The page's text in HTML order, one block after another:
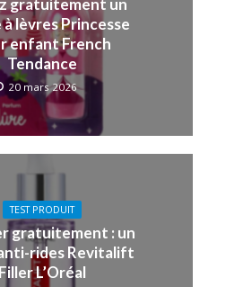
à lèvres Princesse
enfant French
Tendance
20 mars 2026
TEST PRODUIT
gratuitement : un
rides Revitalift
Filler L’Oréal